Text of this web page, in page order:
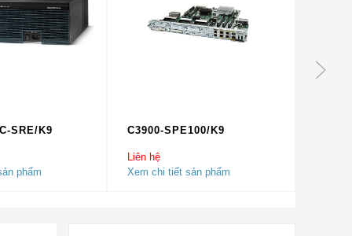
SRE/K9
phẩm
C3900-SPE100/K9
Liên hệ
Xem chi tiết sản phẩm